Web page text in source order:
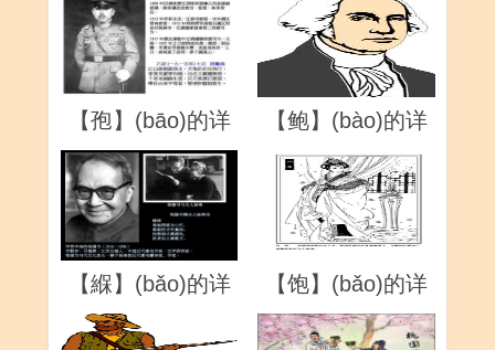
【孢】(bāo)的详
解
【鲍】(bào)的详
解
【緥】(bǎo)的详
【饱】(bǎo)的详
解